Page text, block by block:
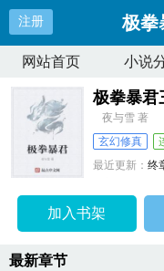
注册 极拳
网站首页 小说
极拳暴君
夜与雪 著
玄幻修真
最近更新：终
加入书架
最新章节